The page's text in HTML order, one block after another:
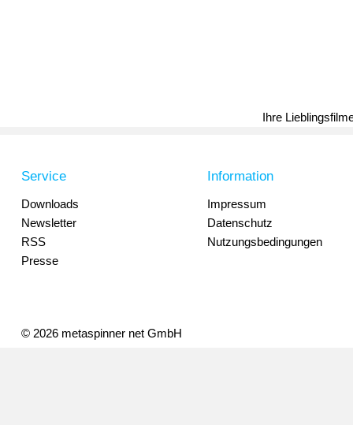
Ihre
Service
Downloads
Newsletter
RSS
Presse
Information
Impressum
Datenschutz
Nutzungsbedingungen
© 2026 metaspinner net GmbH